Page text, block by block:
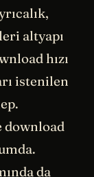
altyapı
hızı
istenilen
download
da